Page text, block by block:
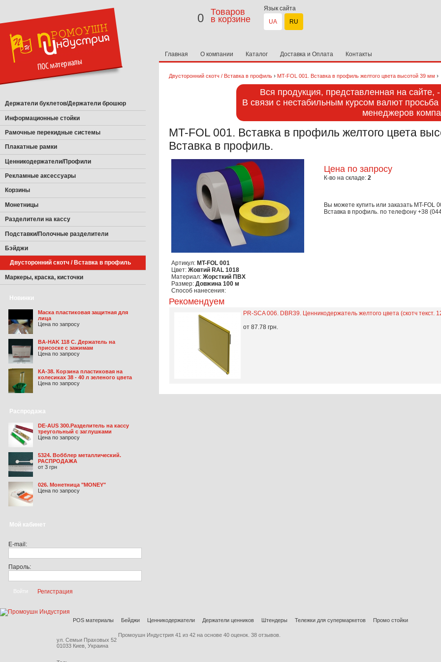
Держатели буклетов/Держатели брошюр
Информационные стойки
Рамочные перекидные системы
Плакатные рамки
Ценникодержатели/Профили
Рекламные аксессуары
Корзины
Монетницы
Разделители на кассу
Подставки/Полочные разделители
Бэйджи
Двусторонний скотч / Вставка в профиль
Маркеры, краска, кисточки
Новинки
Маска пластиковая защитная для
лица
Цена по запросу
BA-HAK 118 C. Держатель на
присоске с зажимам
Цена по запросу
КА-38. Корзина пластиковая на
колесиках 38 - 40 л зеленого цвета
Цена по запросу
Распродажа
DE-AUS 300.Разделитель на кассу
треугольный с заглушками
Цена по запросу
5324. Вобблер металлический.
РАСПРОДАЖА
от 3 грн
026. Монетница "MONEY"
Цена по запросу
Мой кабинет
E-mail:
Пароль:
Регистрация
0 Товаров
в корзине
Язык сайта
UA
RU
Главная О компании Каталог Доставка и Оплата Контакты
Двусторонний скотч / Вставка в профиль› MT-FOL 001. Вставка в профиль желтого цвета высотой 39 мм ›
Вся продукция, представленная на сайте,
В связи с нестабильным курсом валют
менеджеров
MT-FOL 001. Вставка в профиль желтого цвета
Вставка в профиль.
Артикул: MT-FOL 001
Цвет: Жовтий RAL 1018
Материал: Жорсткий ПВХ
Размер: Довжина 100 м
Способ нанесения:
Цена по запросу
К-во на складе: 2
Вы можете купить или заказать MT-FOL
Вставка в профиль. по телефону +38
Рекомендуем
PR-SCA 006. DBR39. Ценникодержатель желтого цвета (скотч текст.
от 87.78 грн.
POS материалы Бейджи Ценникодержатели Держатели ценников Штендеры Тележки для супермаркетов Промо стойки
ул. Семьи Праховых 52
01033 Киев, Украина
Промоушн Индустрия 41 из 42 на основе 40 оценок. 38 отзывов.